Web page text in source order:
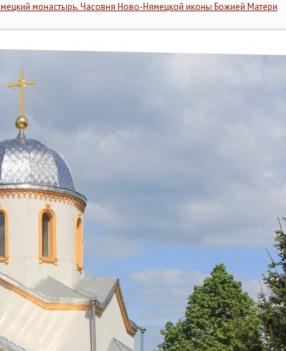
монастырь. Часовня Ново-Нямецкой иконы Божией Матери